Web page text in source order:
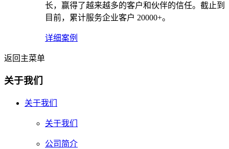
长，赢得了越来越多的客户和伙伴的信任。截止到
目前，累计服务企业客户 20000+。
详细案例
返回主菜单
关于我们
关于我们
关于我们
公司简介